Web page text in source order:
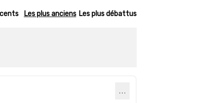
Les plus anciens Les plus débattus
…